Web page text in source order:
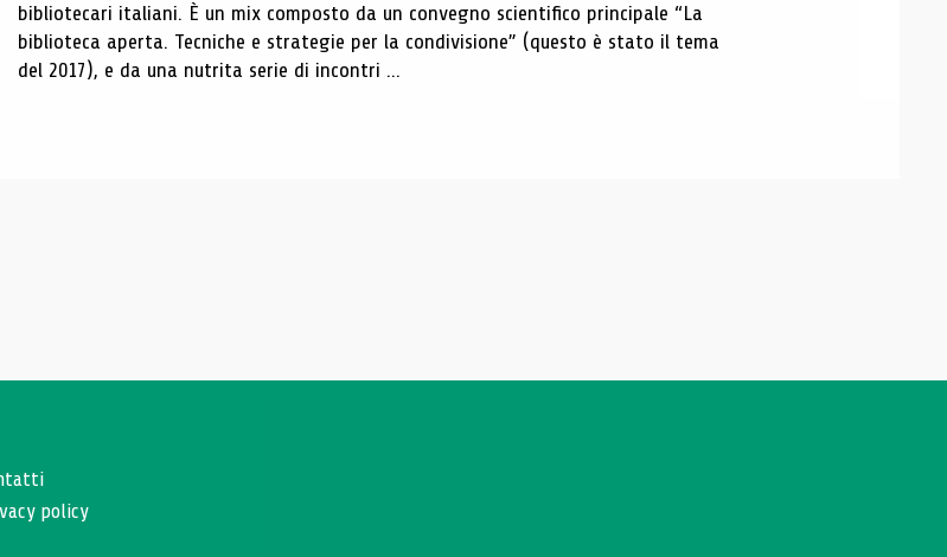
bibliotecari italiani. È un mix composto da un convegno scientifico principale “La
biblioteca aperta. Tecniche e strategie per la condivisione” (questo è stato il tema
del 2017), e da una nutrita serie di incontri ...
policy